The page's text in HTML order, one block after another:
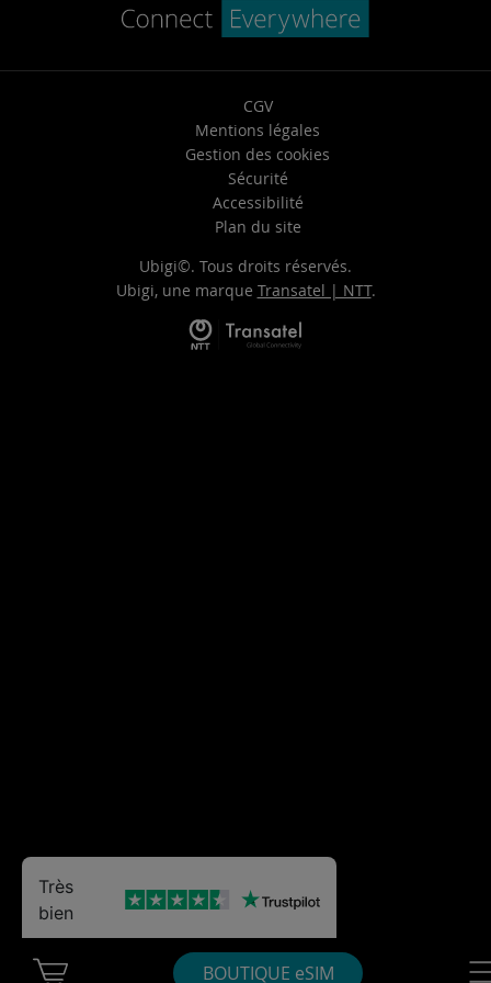
BOUTIQUE eSIM
CGV
Mentions légales
Gestion des cookies
Sécurité
Accessibilité
Plan du site
Ubigi©. Tous droits réservés.
Ubigi, une marque Transatel | NTT.
Très
bien